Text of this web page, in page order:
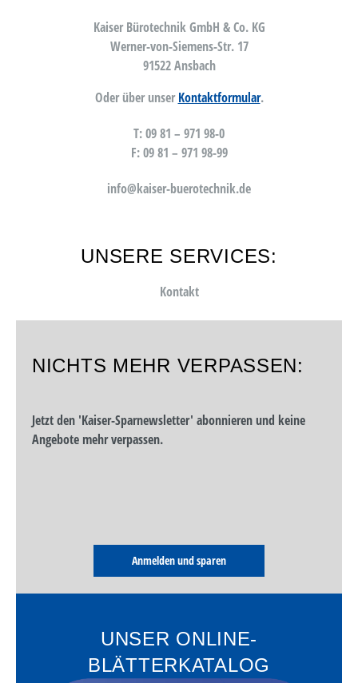
Kaiser Bürotechnik GmbH & Co. KG
Werner-von-Siemens-Str. 17
91522 Ansbach
Oder über unserKontaktformular.
T: 09 81 – 971 98-0
F: 09 81 – 971 98-99
info@kaiser-buerotechnik.de
UNSERE SERVICES:
Kontakt
NICHTS MEHR VERPASSEN:
Jetzt den 'Kaiser-Sparnewsletter' abonnieren und keine
Angebote mehr verpassen.
Anmelden und sparen
UNSER ONLINE-
BLÄTTERKATALOG